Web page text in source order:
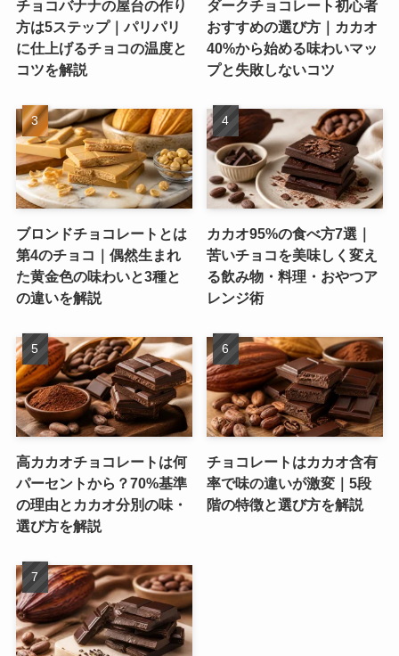
チョコバナナの屋台の作り
方は5ステップ｜パリパリ
に仕上げるチョコの温度と
コツを解説
ダークチョコレート初心者
おすすめの選び方｜カカオ
40%から始める味わいマッ
プと失敗しないコツ
ブロンドチョコレートとは
第4のチョコ｜偶然生まれ
た黄金色の味わいと3種と
の違いを解説
カカオ95%の食べ方7選｜
苦いチョコを美味しく変え
る飲み物・料理・おやつア
レンジ術
高カカオチョコレートは何
パーセントから？70%基準
の理由とカカオ分別の味・
選び方を解説
チョコレートはカカオ含有
率で味の違いが激変｜5段
階の特徴と選び方を解説